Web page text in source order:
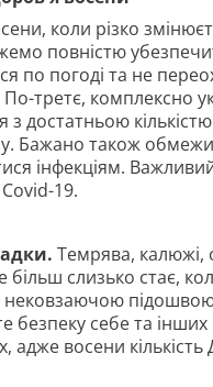
коли різко
повністю
по погоді та не
третє, комплексно
достатньою
Бажано також
інфекціям.
19.
Темрява, калюжі,
слизько стає,
нековзаючою
безпеку себе та
адже восени